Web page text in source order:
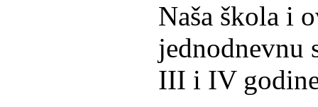
Naša škola i
jednodnevnu
III i IV